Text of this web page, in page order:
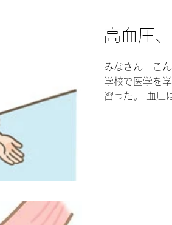
高血圧
みなさん こん
学校で医学を
習った。 血圧